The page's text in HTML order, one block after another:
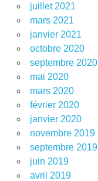
juillet 2021
mars 2021
janvier 2021
octobre 2020
septembre 2020
mai 2020
mars 2020
février 2020
janvier 2020
novembre 2019
septembre 2019
juin 2019
avril 2019